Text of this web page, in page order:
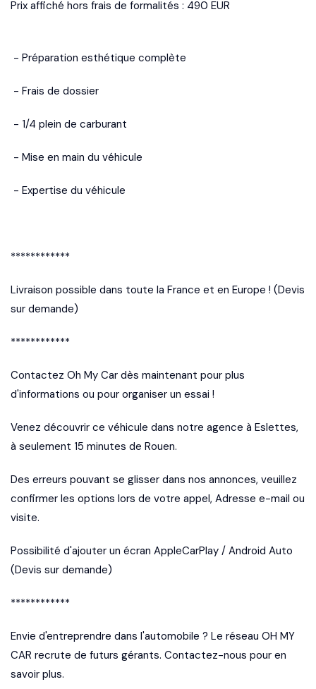
Prix affiché hors frais de formalités : 490 EUR
- Préparation esthétique complète
- Frais de dossier
- 1/4 plein de carburant
- Mise en main du véhicule
- Expertise du véhicule
************
Livraison possible dans toute la France et en Europe ! (Devis
sur demande)
************
Contactez Oh My Car dès maintenant pour plus
d'informations ou pour organiser un essai !
Venez découvrir ce véhicule dans notre agence à Eslettes,
à seulement 15 minutes de Rouen.
Des erreurs pouvant se glisser dans nos annonces, veuillez
confirmer les options lors de votre appel, Adresse e-mail ou
visite.
Possibilité d'ajouter un écran AppleCarPlay / Android Auto
(Devis sur demande)
************
Envie d'entreprendre dans l'automobile ? Le réseau OH MY
CAR recrute de futurs gérants. Contactez-nous pour en
savoir plus.